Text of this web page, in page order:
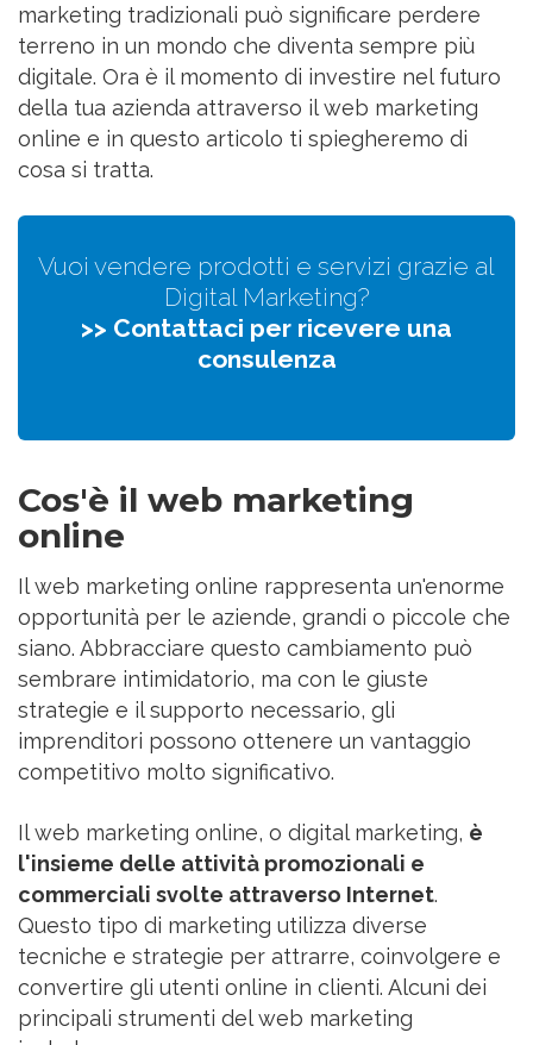
marketing tradizionali può significare perdere
terreno in un mondo che diventa sempre più
digitale. Ora è il momento di investire nel futuro
della tua azienda attraverso il web marketing
online e in questo articolo ti spiegheremo di
cosa si tratta.
Vuoi vendere prodotti e servizi grazie al
Digital Marketing?
>> Contattaci per ricevere una
consulenza
Cos'è il web marketing
online
Il web marketing online rappresenta un'enorme
opportunità per le aziende, grandi o piccole che
siano. Abbracciare questo cambiamento può
sembrare intimidatorio, ma con le giuste
strategie e il supporto necessario, gli
imprenditori possono ottenere un vantaggio
competitivo molto significativo.
Il web marketing online, o digital marketing, è
l'insieme delle attività promozionali e
commerciali svolte attraverso Internet.
Questo tipo di marketing utilizza diverse
tecniche e strategie per attrarre, coinvolgere e
convertire gli utenti online in clienti. Alcuni dei
principali strumenti del web marketing